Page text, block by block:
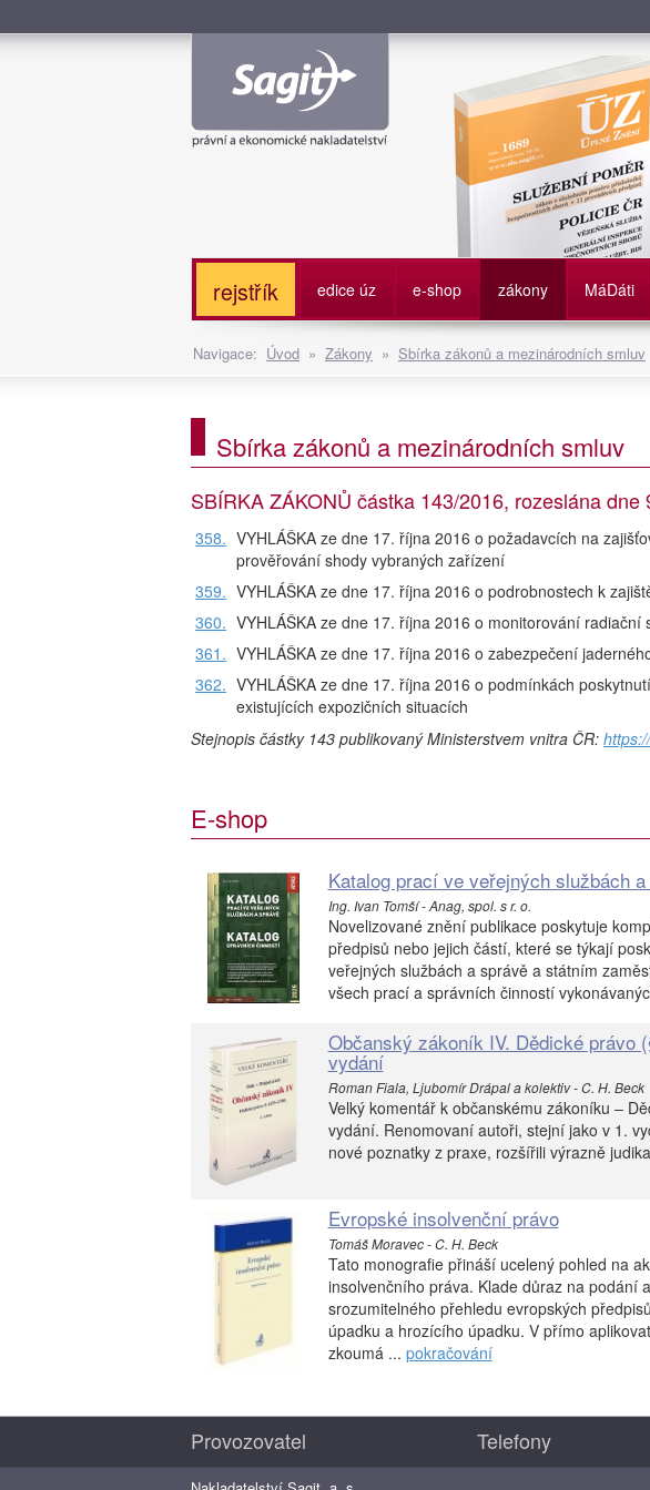
Služební poměr
rejstřík edice úz e-shop zákony MáDáti
Navigace: Úvod » Zákony » Sbírka zákonů a mezinárodních smluv
Sbírka zákonů a mezinárodních smluv
SBÍRKA ZÁKONŮ částka 143/2016, rozeslána dne
358. VYHLÁŠKA ze dne 17. října 2016 o požadavcích na
prověřování shody vybraných zařízení
359. VYHLÁŠKA ze dne 17. října 2016 o podrobnostech k
360. VYHLÁŠKA ze dne 17. října 2016 o monitorování radiační
361. VYHLÁŠKA ze dne 17. října 2016 o zabezpečení
362. VYHLÁŠKA ze dne 17. října 2016 o podmínkách
existujících expozičních situacích
Stejnopis částky 143 publikovaný Ministerstvem vnitra ČR:
E-shop
Katalog prací ve veřejných službách
Ing. Ivan Tomší - Anag, spol. s r. o.
Novelizované znění publikace poskytuje
předpisů nebo jejich částí, které se týkají
veřejných službách a správě a státním
všech prací a správních činností
Občanský zákoník IV. Dědické právo
vydání
Roman Fiala, Ljubomír Drápal a kolektiv - C. H. Beck
Velký komentář k občanskému zákoníku –
vydání. Renomovaní autoři, stejní jako v 1.
nové poznatky z praxe, rozšířili výrazně
Evropské insolvenční právo
Tomáš Moravec - C. H. Beck
Tato monografie přináší ucelený pohled na
insolvenčního práva. Klade důraz na podání
srozumitelného přehledu evropských
úpadku a hrozícího úpadku. V přímo
zkoumá ... pokračování
Provozovatel Telefony